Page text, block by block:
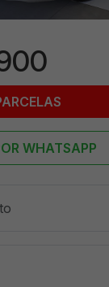
WHATSAPP